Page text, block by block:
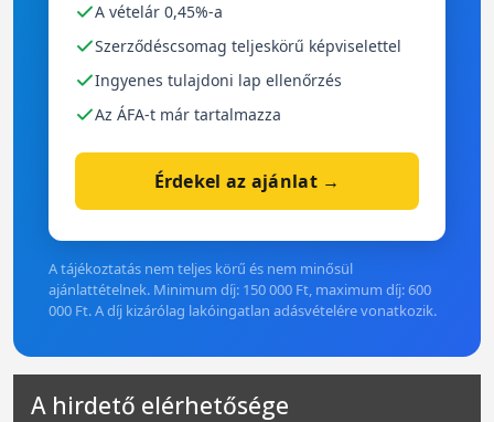
A vételár 0,45%-a
Szerződéscsomag teljeskörű képviselettel
Ingyenes tulajdoni lap ellenőrzés
Az ÁFA-t már tartalmazza
Érdekel az ajánlat →
A tájékoztatás nem teljes körű és nem minősül
ajánlattételnek. Minimum díj: 150 000 Ft, maximum díj: 600
000 Ft. A díj kizárólag lakóingatlan adásvételére vonatkozik.
A hirdető elérhetősége